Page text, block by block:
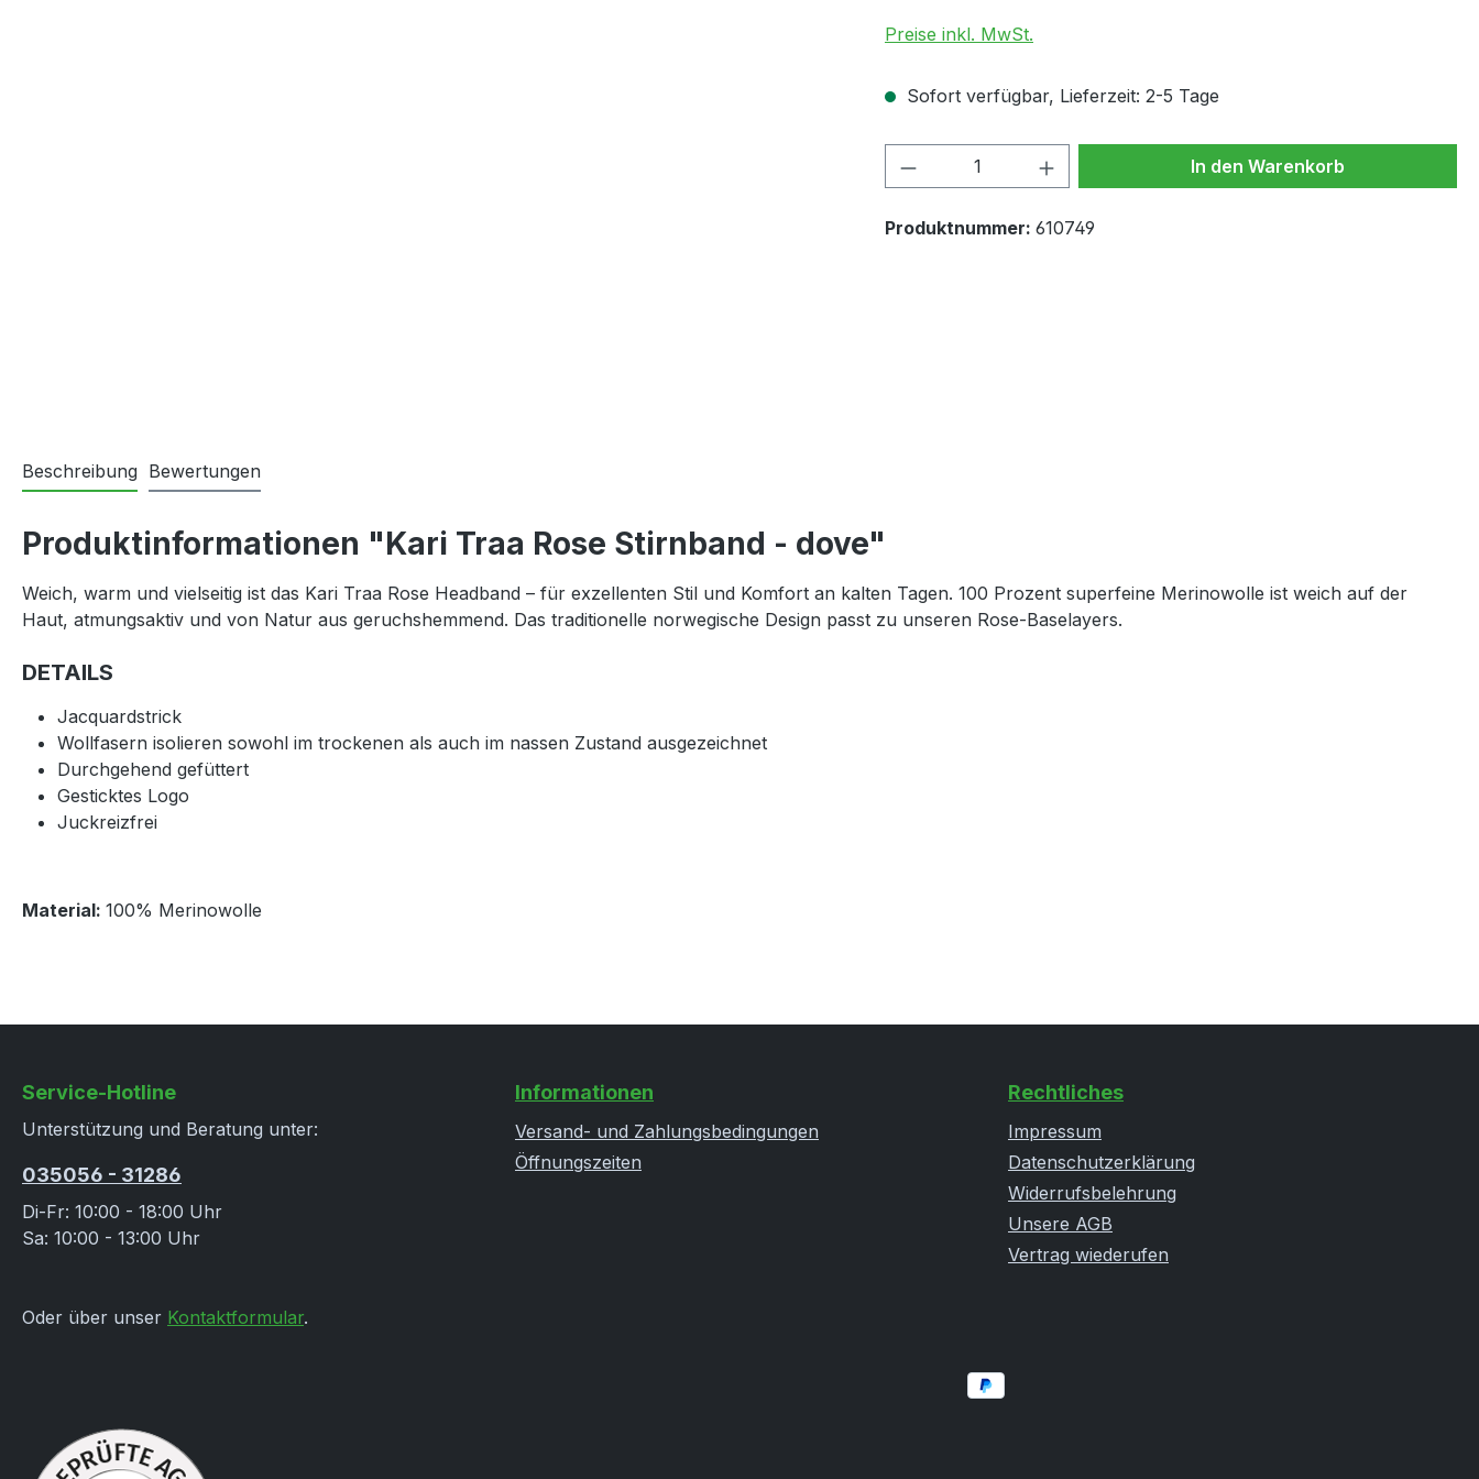
Preise inkl. MwSt.
Sofort verfügbar, Lieferzeit: 2-5 Tage
Produkt Anzahl: Gib den gewünschten Wert
In den Warenkorb
Produktnummer: 610749
Beschreibung Bewertungen
Produktinformationen "Kari Traa Rose Stirnband - dove"
Weich, warm und vielseitig ist das Kari Traa Rose Headband – für exzellenten Stil und Komfort an kalten Tagen. 100 Prozent superfeine Merinowolle ist weich auf der
Haut, atmungsaktiv und von Natur aus geruchshemmend. Das traditionelle norwegische Design passt zu unseren Rose-Baselayers.
DETAILS
Jacquardstrick
Wollfasern isolieren sowohl im trockenen als auch im nassen Zustand ausgezeichnet
Durchgehend gefüttert
Gesticktes Logo
Juckreizfrei
Material: 100% Merinowolle
Service-Hotline
Unterstützung und Beratung unter:
035056 - 31286
Di-Fr: 10:00 - 18:00 Uhr
Sa: 10:00 - 13:00 Uhr
Oder über unser Kontaktformular.
Informationen
Versand- und Zahlungsbedingungen
Öffnungszeiten
Rechtliches
Impressum
Datenschutzerklärung
Widerrufsbelehrung
Unsere AGB
Vertrag wiederufen